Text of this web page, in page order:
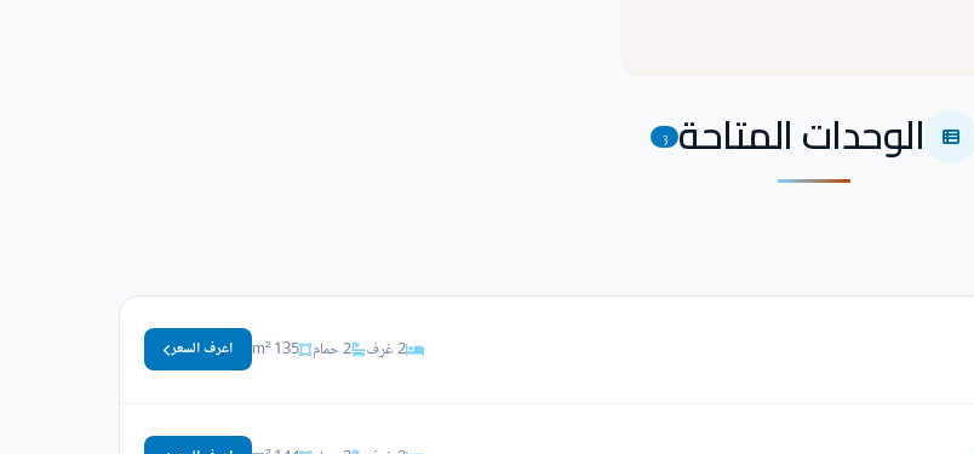
الوحدات المتاحة 3
2 غرف 2 حمام 135 m² اعرف السعر